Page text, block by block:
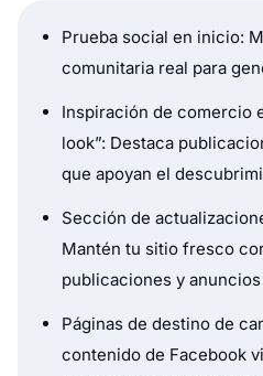
Prueba social en inicio:
comunitaria real para
Inspiración de comercio
look”: Destaca
que apoyan el
Sección de
Mantén tu sitio fresco
publicaciones y anuncios
Páginas de destino de
contenido de Facebook